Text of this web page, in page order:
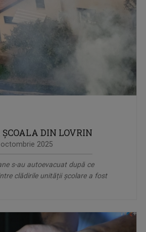
DIN LOVRIN
2025
s-au autoevacuat după ce
clădirile unității școlare a fost